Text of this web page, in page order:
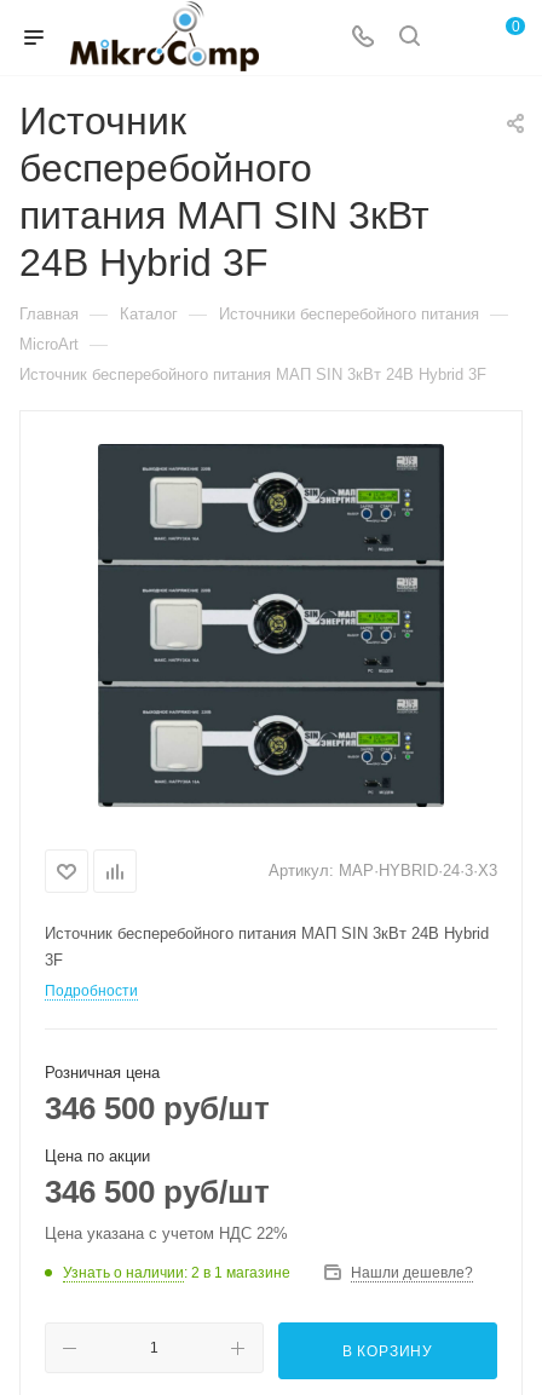
0
Источник
бесперебойного
питания МАП SIN 3кВт
24В Hybrid 3F
Главная — Каталог — Источники бесперебойного питания —
MicroArt —
Источник бесперебойного питания МАП SIN 3кВт 24В Hybrid 3F
Артикул: MAP·HYBRID·24·3·X3
Источник бесперебойного питания МАП SIN 3кВт 24В Hybrid
3F
Подробности
Розничная цена
346 500 руб/шт
Цена по акции
346 500 руб/шт
Цена указана с учетом НДС 22%
Узнать о наличии: 2 в 1 магазине Нашли дешевле?
В КОРЗИНУ